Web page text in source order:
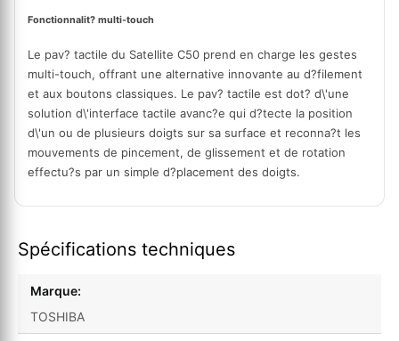
Fonctionnalit? multi-touch
Le pav? tactile du Satellite C50 prend en charge les gestes
multi-touch, offrant une alternative innovante au d?filement
et aux boutons classiques. Le pav? tactile est dot? d\'une
solution d\'interface tactile avanc?e qui d?tecte la position
d\'un ou de plusieurs doigts sur sa surface et reconna?t les
mouvements de pincement, de glissement et de rotation
effectu?s par un simple d?placement des doigts.
Spécifications techniques
Marque:
TOSHIBA